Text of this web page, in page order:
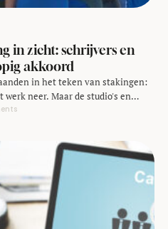
in zicht: schrijvers en
akkoord
in het teken van stakingen:
neer. Maar de studio's en
akkoord bereikt. Daarmee
als de acteurs, die ook